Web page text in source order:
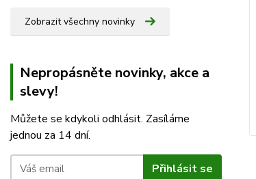
Zobrazit všechny novinky
Nepropásněte novinky, akce a
slevy!
Můžete se kdykoli odhlásit. Zasíláme
jednou za 14 dní.
Přihlásit se